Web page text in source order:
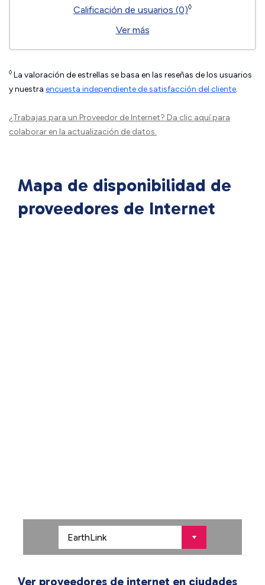
Calificación de usuarios (0)◊
Ver más
◊ La valoración de estrellas se basa en las reseñas de los usuarios
y nuestra encuesta independiente de satisfacción del cliente.
¿Trabajas para un Proveedor de Internet? Da clic aquípara
colaborar en la actualización de datos.
Mapa de disponibilidad de
proveedores de Internet
Ver proveedores de internet en ciudades